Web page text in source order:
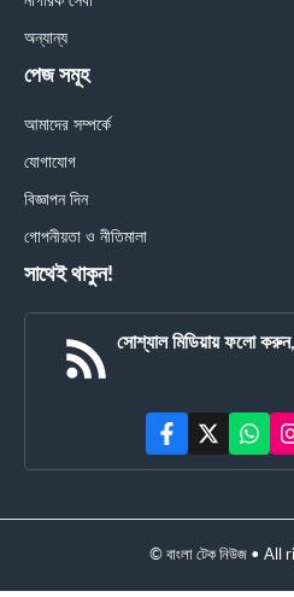
অন্যান্য
পেজ সমূহ
আমাদের সম্পর্কে
যোগাযোগ
বিজ্ঞাপন দিন
গোপনীয়তা ও নীতিমালা
সাথেই থাকুন!
সোশ্যাল মিডিয়ায় ফলো
© বাংলা টেক নিউজ •